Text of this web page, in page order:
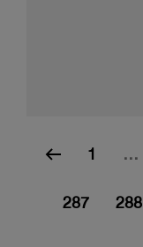
1 …
287 288